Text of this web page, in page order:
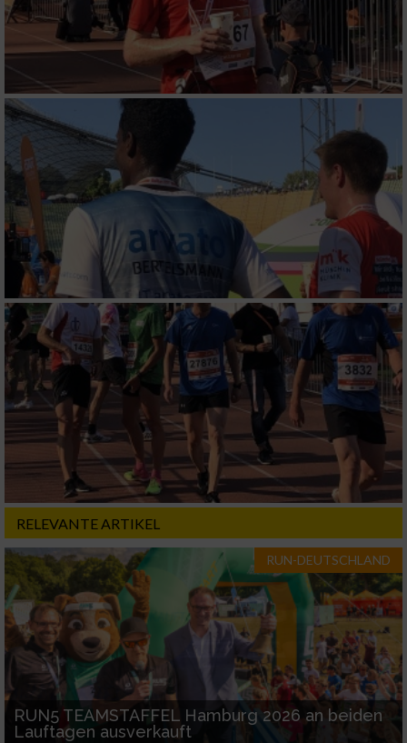
RELEVANTE ARTIKEL
RUN-DEUTSCHLAND
RUN5 TEAMSTAFFEL Hamburg 2026 an beiden
Lauftagen ausverkauft